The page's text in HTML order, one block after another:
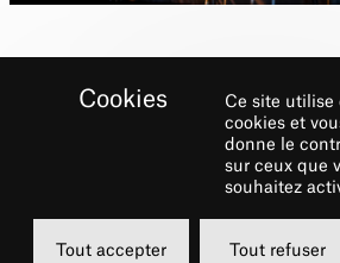
Matias Pilet fait
la compagnie
pour Parade.
Ce site utilise
cookies et
donne le
sur ceux que
souhaitez
Tout accepter Tout refuser